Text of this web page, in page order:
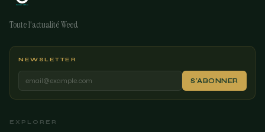
Toute l'actualité Weed
NEWSLETTER
S'ABONNER
EXPLORER